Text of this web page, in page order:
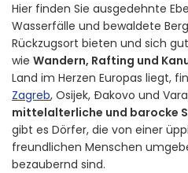
Hier finden Sie ausgedehnte
Wasserfälle und bewaldete
Rückzugsort bieten und sich
wie Wandern, Rafting und
Land im Herzen Europas liegt,
Zagreb, Osijek, Đakovo und
mittelalterliche und barocke
gibt es Dörfer, die von einer
freundlichen Menschen
bezaubernd sind.